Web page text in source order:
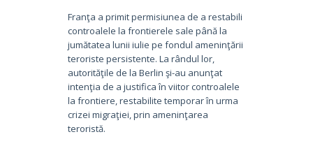
Franţa a primit permisiunea de a restabili
controalele la frontierele sale până la
jumătatea lunii iulie pe fondul ameninţării
teroriste persistente. La rândul lor,
autorităţile de la Berlin şi-au anunţat
intenţia de a justifica în viitor controalele
la frontiere, restabilite temporar în urma
crizei migraţiei, prin ameninţarea
teroristă.